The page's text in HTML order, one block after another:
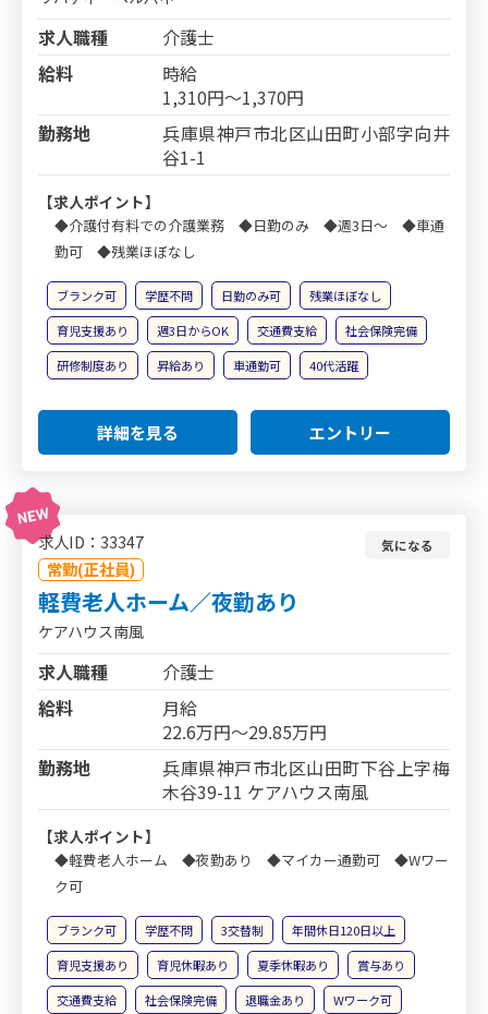
求人職種
介護士
給料
時給
1,310円～1,370円
勤務地
兵庫県神戸市北区山田町小部字向井
谷1-1
【求人ポイント】
◆介護付有料での介護業務 ◆日勤のみ ◆週3日～ ◆車通
勤可 ◆残業ほぼなし
ブランク可 学歴不問 日勤のみ可
残業ほぼなし
育児支援あり
週3日からOK 交通費支給
社会保険完備
研修制度あり
昇給あり 車通勤可 40代活躍
詳細を見る エントリー
求人ID：33347
常勤(正社員)
気になる
軽費老人ホーム／夜勤あり
ケアハウス南風
求人職種
介護士
給料
月給
22.6万円～29.85万円
勤務地
兵庫県神戸市北区山田町下谷上字梅
木谷39-11 ケアハウス南風
【求人ポイント】
◆軽費老人ホーム ◆夜勤あり ◆マイカー通勤可 ◆Wワー
ク可
ブランク可 学歴不問 3交替制
年間休日120日以上
育児支援あり
育児休暇あり 夏季休暇あり
賞与あり
交通費支給
社会保険完備 退職金あり
Wワーク可